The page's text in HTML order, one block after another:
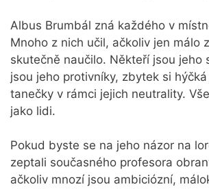
Albus Brumbál zná každého v
Mnoho z nich učil, ačkoliv jen málo
skutečně naučilo. Někteří jsou jeho
jsou jeho protivníky, zbytek si
tanečky v rámci jejich neutrality.
jako lidi.
Pokud byste se na jeho názor na
zeptali současného profesora
ačkoliv mnozí jsou ambiciózní,